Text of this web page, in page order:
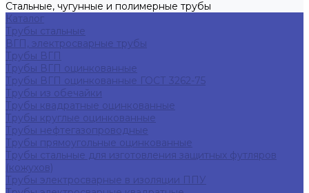
Стальные, чугунные и полимерные трубы
Каталог
Трубы стальные
ВГП, электросварные трубы
Трубы ВГП
Трубы ВГП оцинкованные
Трубы ВГП оцинкованные ГОСТ 3262-75
Трубы из обечайки
Трубы квадратные оцинкованные
Трубы круглые оцинкованные
Трубы нефтегазопроводные
Трубы прямоугольные оцинкованные
Трубы стальные для изготовления защитных футляров
(кожухов)
Трубы электросварные в изоляции ППУ